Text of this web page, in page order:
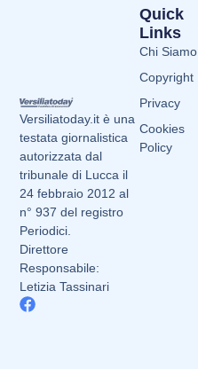
Versiliatoday.it è una
testata giornalistica
autorizzata dal
tribunale di Lucca il
24 febbraio 2012 al
n° 937 del registro
Periodici.
Direttore
Responsabile:
Letizia Tassinari
Quick
Links
Chi Siamo
Copyright
Privacy
Cookies
Policy